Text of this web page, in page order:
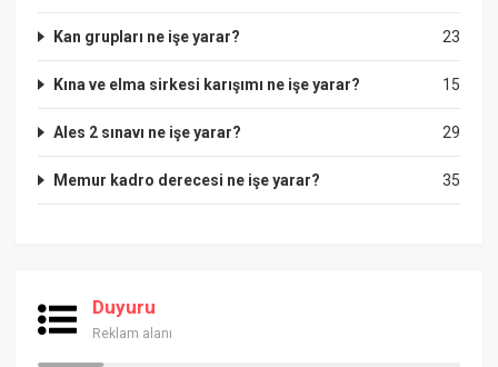
23
Kan grupları ne işe yarar?
15
Kına ve elma sirkesi karışımı ne işe yarar?
29
Ales 2 sınavı ne işe yarar?
35
Memur kadro derecesi ne işe yarar?
Duyuru
Reklam alanı